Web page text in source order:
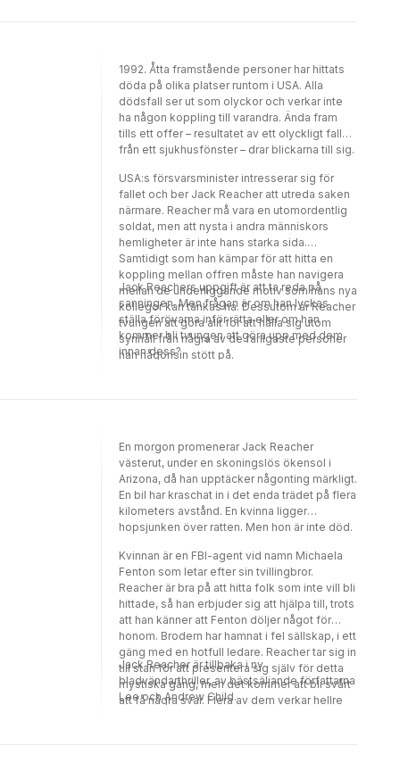
1992. Åtta framstående personer har hittats
döda på olika platser runtom i USA. Alla
dödsfall ser ut som olyckor och verkar inte
ha någon koppling till varandra. Ända fram
tills ett offer – resultatet av ett olyckligt fall
från ett sjukhusfönster – drar blickarna till sig.
USA:s försvarsminister intresserar sig för
fallet och ber Jack Reacher att utreda saken
närmare. Reacher må vara en utomordentlig
soldat, men att nysta i andra människors
hemligheter är inte hans starka sida.
Samtidigt som han kämpar för att hitta en
koppling mellan offren måste han navigera
mellan de underliggande motiv som hans nya
kollegor kan tänkas ha. Dessutom är Reacher
tvungen att göra allt för att hålla sig utom
synhåll från några av de farligaste personer
han någonsin stött på.
Jack Reachers uppgift är att ta reda på
sanningen. Men frågan är om han lyckas
ställa förövarna inför rätta eller om han
kommer bli tvungen att göra upp med dem
innan dess?
En morgon promenerar Jack Reacher
västerut, under en skoningslös ökensol i
Arizona, då han upptäcker någonting märkligt.
En bil har kraschat in i det enda trädet på flera
kilometers avstånd. En kvinna ligger
hopsjunken över ratten. Men hon är inte död.
Kvinnan är en FBI-agent vid namn Michaela
Fenton som letar efter sin tvillingbror.
Reacher är bra på att hitta folk som inte vill bli
hittade, så han erbjuder sig att hjälpa till, trots
att han känner att Fenton döljer något för
honom. Brodern har hamnat i fel sällskap, i ett
gäng med en hotfull ledare. Reacher tar sig in
till stan för att presentera sig själv för detta
mystiska gäng, men det kommer att bli svårt
att få några svar. Flera av dem verkar hellre
emot dig.
Jack Reacher är tillbaka i ny
bladvändarthriller, av bästsäljande författarna
Lee och Andrew Child.